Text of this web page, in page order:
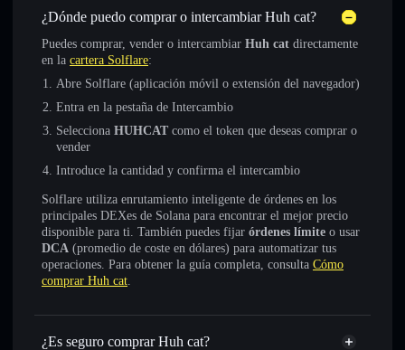
¿Dónde puedo comprar o intercambiar Huh cat?
Puedes comprar, vender o intercambiar Huh cat directamente
en la cartera Solflare:
Abre Solflare (aplicación móvil o extensión del navegador)
Entra en la pestaña de Intercambio
Selecciona HUHCAT como el token que deseas comprar o
vender
Introduce la cantidad y confirma el intercambio
Solflare utiliza enrutamiento inteligente de órdenes en los
principales DEXes de Solana para encontrar el mejor precio
disponible para ti. También puedes fijar órdenes límite o usar
DCA (promedio de coste en dólares) para automatizar tus
operaciones. Para obtener la guía completa, consulta Cómo
comprar Huh cat.
¿Es seguro comprar Huh cat?